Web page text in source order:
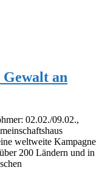
Gewalt an
02.02./09.02.,
weltweite Kampagne
200 Ländern und in